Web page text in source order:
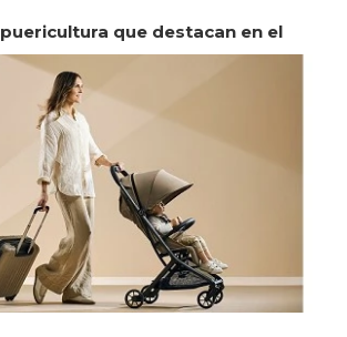
que destacan en el